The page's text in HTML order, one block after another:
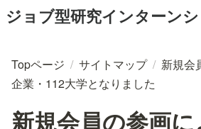
ジョブ型研究インターン
Topページ / サイトマップ / 新規会
企業・112大学となりました
新規会員の参画